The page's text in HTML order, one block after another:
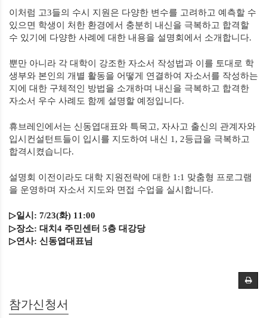
이처럼 고3들의 수시 지원은 다양한 변수를 고려하고 예측할 수
있으면 학생이 처한 환경에서 충분히 내신을 극복하고 합격할
수 있기에 다양한 사례에 대한 내용을 설명회에서 소개합니다.
뿐만 아니라 각 대학이 강조한 자소서 작성법과 이를 토대로 학
생부와 본인의 개별 활동을 어떻게 연결하여 자소서를 작성하는
지에 대한 구체적인 방법을 소개하며 내신을 극복하고 합격한
자소서 우수 사례도 함께 설명할 예정입니다.
휴브레인에서는 신동엽대표와 특목고, 자사고 출신의 관계자와
입시컨설턴트들이 입시를 지도하여 내신
1, 2등급을 극복하고
합격시켰습니다.
설명회 이전이라도 대학 지원전략에 대한 1:1 맞춤형 프로그램
을 운영하며 자소서 지도와 면접 수업을 실시합니다.
▷일시 : 7/23(화) 11:00
▷장소: 대치4 주민센터 5층 대강당
▷연사: 신동엽대표님
참가신청서